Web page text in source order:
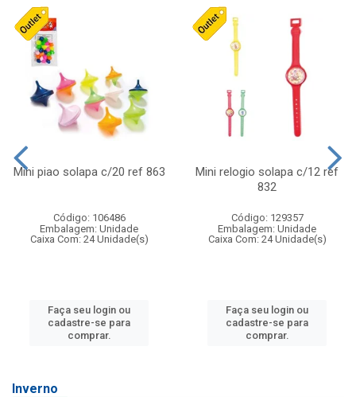
Mini piao solapa c/20 ref 863
Código: 106486
Embalagem: Unidade
Caixa Com: 24 Unidade(s)
Faça seu login ou
cadastre-se para
comprar.
Mini relogio solapa c/12 ref
832
Código: 129357
Embalagem: Unidade
Caixa Com: 24 Unidade(s)
Faça seu login ou
cadastre-se para
comprar.
Inverno